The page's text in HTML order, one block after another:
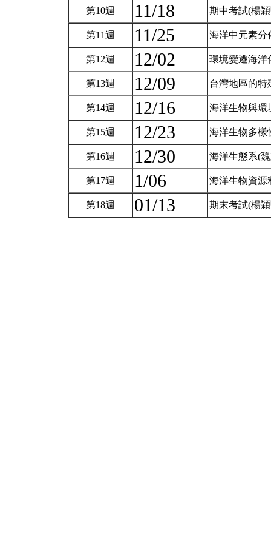
第10週 11/18 期中考試(楊
第11週 11/25 海洋中元素
第12週 12/02 環境變遷海
第13週 12/09 台灣地區的
第14週 12/16 海洋生物與
第15週 12/23 海洋生物多
第16週 12/30 海洋生態系(
第17週 1/06 海洋生物資
第18週 01/13 期末考試(楊